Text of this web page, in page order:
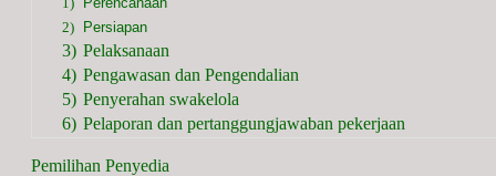
2)
Persiapan
3) Pelaksanaan
4) Pengawasan dan Pengendalian
5) Penyerahan swakelola
6) Pelaporan dan pertanggungjawaban pekerjaan
Pemilihan Penyedia